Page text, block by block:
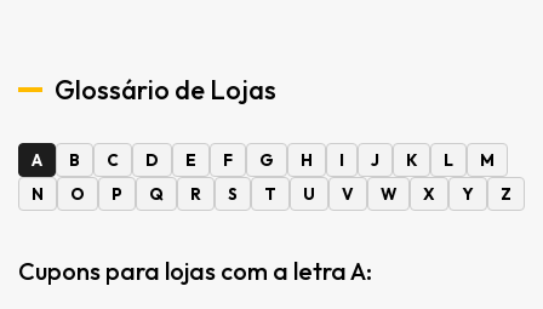
Glossário de Lojas
A B C D E F G H I J K L
M
N
O P Q R S T U V W X Y Z
Cupons para lojas com a letra A: